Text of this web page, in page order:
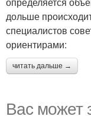
дольше
специалистов
ориентирами:
читать дальше →
Вас может